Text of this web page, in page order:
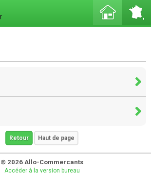
Retour Haut de page
© 2026 Allo-Commercants
Accéder à la version bureau